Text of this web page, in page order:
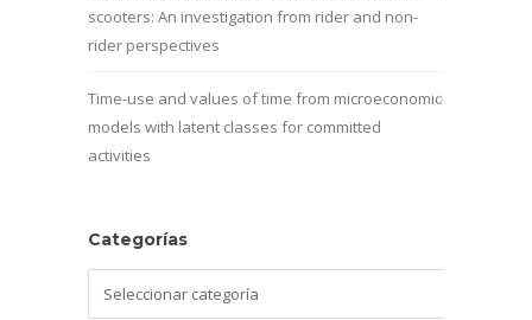
scooters: An investigation from rider and non-
rider perspectives
Time-use and values of time from microeconomic
models with latent classes for committed
activities
Categorías